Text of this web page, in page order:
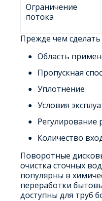
Ограничение
потока
Прежде чем
Область
Пропускная
Уплотнение
Условия
Регулирование
Количество
Поворотные
очистка сточных
популярны в
переработки
доступны для труб